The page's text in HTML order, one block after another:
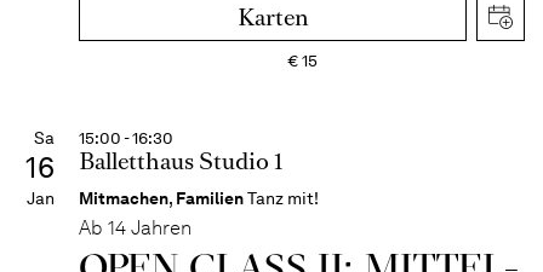
Karten
€15
Sa
16
Jan
15:00 - 16:30
Balletthaus Studio 1
Mitmachen, FamilienTanz mit!
Ab 14 Jahren